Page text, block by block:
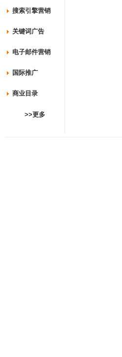
搜索引擎营销
关键词广告
电子邮件营销
国际推广
商业目录
>>更多